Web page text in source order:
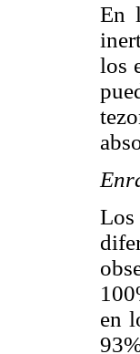
En
los
en